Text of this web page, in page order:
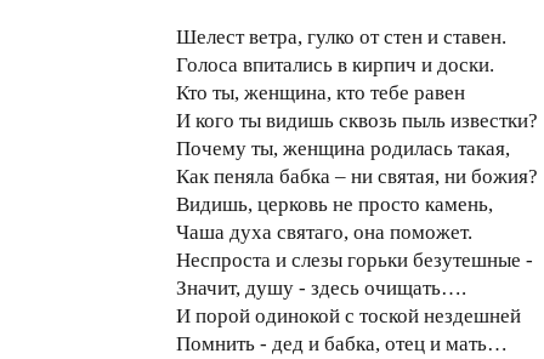
Шелест ветра, гулко от стен и ставен.
Голоса впитались в кирпич и доски.
Кто ты, женщина, кто тебе равен
И кого ты видишь сквозь пыль известки?
Почему ты, женщина родилась такая,
Как пеняла бабка – ни святая, ни божия?
Видишь, церковь не просто камень,
Чаша духа святаго, она поможет.
Неспроста и слезы горьки безутешные -
Значит, душу - здесь очищать….
И порой одинокой с тоской нездешней
Помнить - дед и бабка, отец и мать…